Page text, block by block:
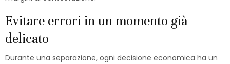
Evitare errori in un momento già
delicato
Durante una separazione, ogni decisione economica ha un